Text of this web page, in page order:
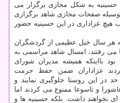
حسینیه به شکل مجازی برگزار می
صفحات مجازی شاهد برگزاری
عزاداری در این حسینیه حضور
که هر سال خیل عظیمی از گردشگران
می رفتند، امسال شاهد مراسمی به
بااینکه همیشه مدیران شورای
عزاداران ضمن حفظ حرمت
در این روستا جلوگیری نمایند و
و تاسوعا ممنوع می کردند اما
ای نخواهند داشت. بلکه حسینیه ها و